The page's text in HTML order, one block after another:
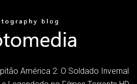
América 2: O Soldado Invernal